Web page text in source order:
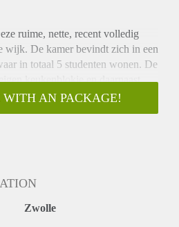
ruime, nette, recent volledig
wijk. De kamer bevindt zich in een
in totaal 5 studenten wonen. De
keukenblokje en daarnaast
van de gemeenschappelijke
achter het huis wordt gedeeld
keuken, gedeeld met 4 andere
AN PACKAGE!
Zwolle